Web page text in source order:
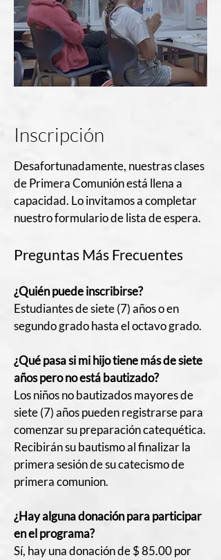
Inscripción
Desafortunadamente, nuestras clases
de Primera Comunión está llena a
capacidad. Lo invitamos a completar
nuestro formulario de lista de espera.
Preguntas Más Frecuentes
¿Quién puede inscribirse?
Estudiantes de siete (7) años o en
segundo grado hasta el octavo grado.
¿Qué pasa si mi hijo tiene más de siete
años pero no está bautizado?
Los niños no bautizados mayores de
siete (7) años pueden registrarse para
comenzar su preparación catequética.
Recibirán su bautismo al finalizar la
primera sesión de su catecismo de
primera comunion.
¿Hay alguna donación para participar
en el programa?
Sí, hay una donación de $ 85.00 por